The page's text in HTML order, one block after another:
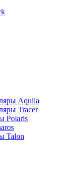
Aquila
Tracer
Polaris
Talon